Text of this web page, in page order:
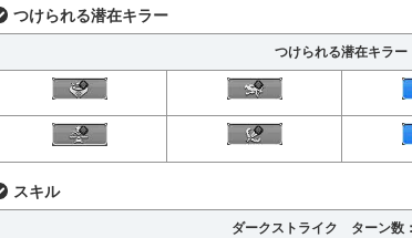
つけられる潜在キラー
つけられる潜在キラー
スキル
ダークストライク ターン数